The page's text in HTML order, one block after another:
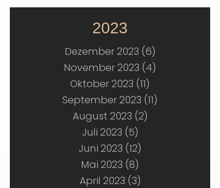
2023
Dezember 2023 (6)
November 2023 (4)
Oktober 2023 (11)
September 2023 (11)
August 2023 (2)
Juli 2023 (5)
Juni 2023 (12)
Mai 2023 (8)
April 2023 (3)